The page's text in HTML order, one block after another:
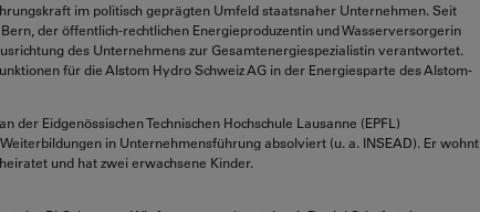
im politisch geprägten Umfeld staatsnaher Unternehmen. Seit
der öffentlich-rechtlichen Energieproduzentin und Wasserversorgerin
des Unternehmens zur Gesamtenergiespezialistin verantwortet.
für die Alstom Hydro Schweiz AG in der Energiesparte des Alstom-
der Eidgenössischen Technischen Hochschule Lausanne (EPFL)
in Unternehmensführung absolviert (u. a. INSEAD). Er wohnt
und hat zwei erwachsene Kinder.